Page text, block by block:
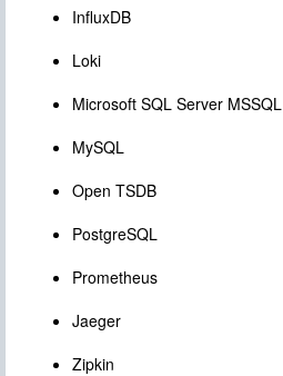
InfluxDB
Loki
Microsoft SQL Server MSSQL
MySQL
Open TSDB
PostgreSQL
Prometheus
Jaeger
Zipkin